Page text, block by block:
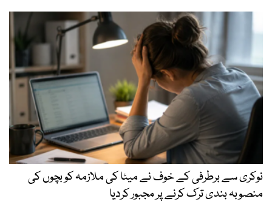
نوکری سے برطرفی کے خوف نے میٹا کی ملازمہ کو بچوں کی
منصوبہ بندی ترک کرنے پر مجبور کردیا